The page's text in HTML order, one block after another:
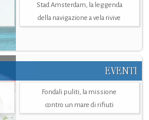
Stad Amsterdam, la leggenda
della navigazione a vela rivive
EVENTI
Fondali puliti, la missione
contro un mare di rifiuti